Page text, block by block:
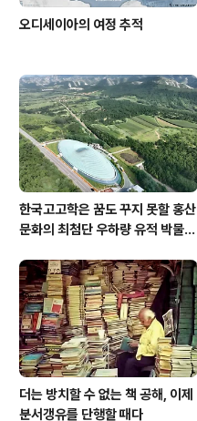
오디세이아의 여정 추적
한국고고학은 꿈도 꾸지 못할 홍산
문화의 최첨단 우하량 유적 박물관
더는 방치할 수 없는 책 공해, 이제
분서갱유를 단행할 때다